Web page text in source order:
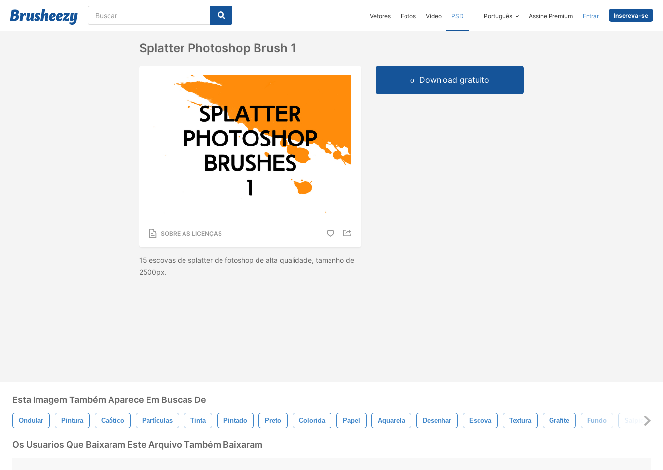
Vetores Fotos Vídeo PSD Português Assine Premium Entrar Inscreva-se
Splatter Photoshop Brush 1
SOBRE AS LICENÇAS
15 escovas de splatter de fotoshop de alta qualidade, tamanho de
2500px.
Download gratuito
Esta Imagem Também Aparece Em Buscas De
Ondular Pintura Caótico Partículas Tinta Pintado Preto Colorida Papel Aquarela Desenhar Escova Textura Grafite Fundo Salpico
Os Usuarios Que Baixaram Este Arquivo Também Baixaram